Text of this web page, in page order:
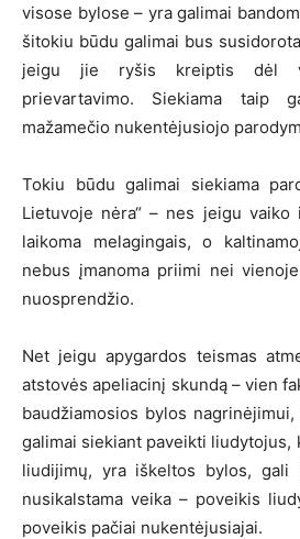
visose bylose – yra galimai
šitokiu būdu galimai bus
jeigu jie ryšis kreiptis dėl
prievartavimo. Siekiama taip
mažamečio nukentėjusiojo
Tokiu būdu galimai siekiama
Lietuvoje nėra“ – nes jeigu vaiko
laikoma melagingais, o
nebus įmanoma priimi nei
nuosprendžio.
Net jeigu apygardos teismas
atstovės apeliacinį skundą – vien
baudžiamosios bylos
galimai siekiant paveikti liudytojus,
liudijimų, yra iškeltos bylos, gali
nusikalstama veika – poveikis
poveikis pačiai nukentėjusiajai.